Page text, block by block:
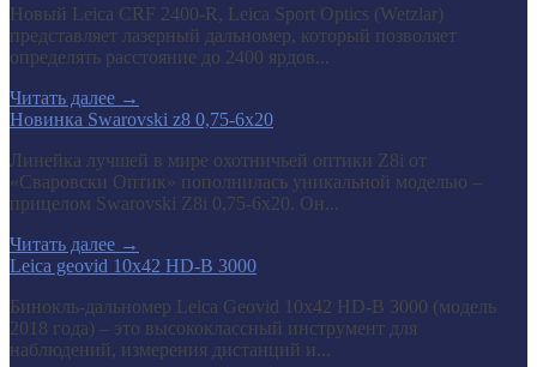
Новый Leica CRF 2400-R, Leica Sport Optics (Wetzlar)
представляет лазерный дальномер, который позволяет
определять расстояние до 2400 ярдов...
Читать далее →
Новинка Swarovski z8 0,75-6x20
Линейка лучшей в мире охотничьей оптики Z8i от
«Сваровски Оптик» пополнилась уникальной моделью –
прицелом Swarovski Z8i 0,75-6x20. Он...
Читать далее →
Leica geovid 10x42 HD-B 3000
Бинокль-дальномер Leica Geovid 10x42 HD-В 3000 (модель
2018 года) – это высококлассный инструмент для
наблюдений, измерения дистанций и...